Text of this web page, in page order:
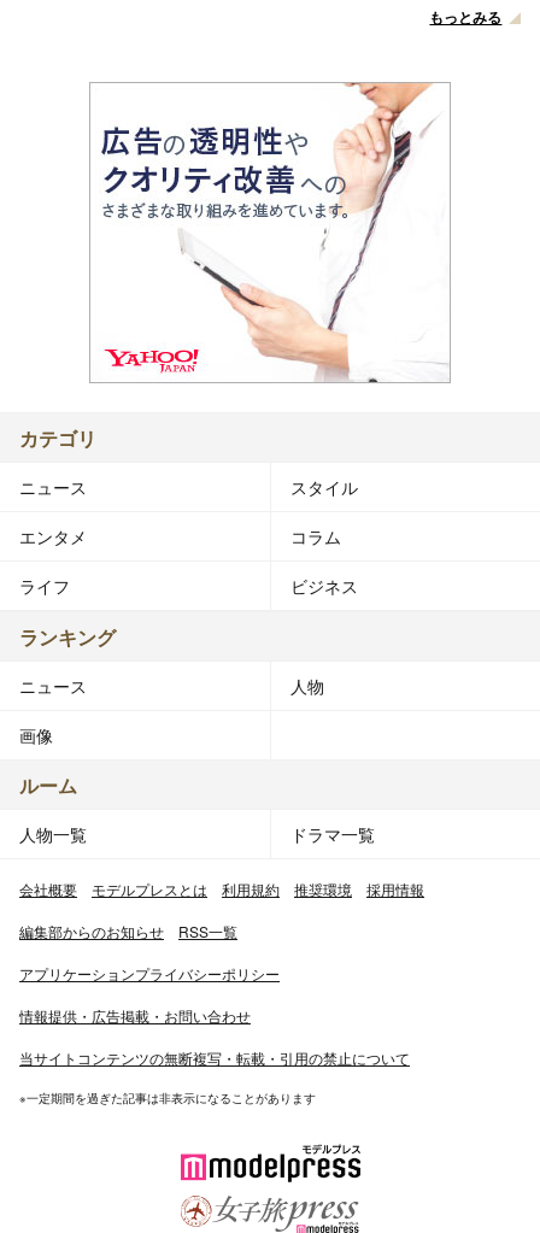
もっとみる
カテゴリ
ニュース スタイル
エンタメ コラム
ライフ ビジネス
ランキング
ニュース 人物
画像
ルーム
人物一覧 ドラマ一覧
会社概要 モデルプレスとは 利用規約 推奨環境 採用情報
編集部からのお知らせ RSS一覧
アプリケーションプライバシーポリシー
情報提供・広告掲載・お問い合わせ
当サイトコンテンツの無断複写・転載・引用の禁止について
※一定期間を過ぎた記事は非表示になることがあります